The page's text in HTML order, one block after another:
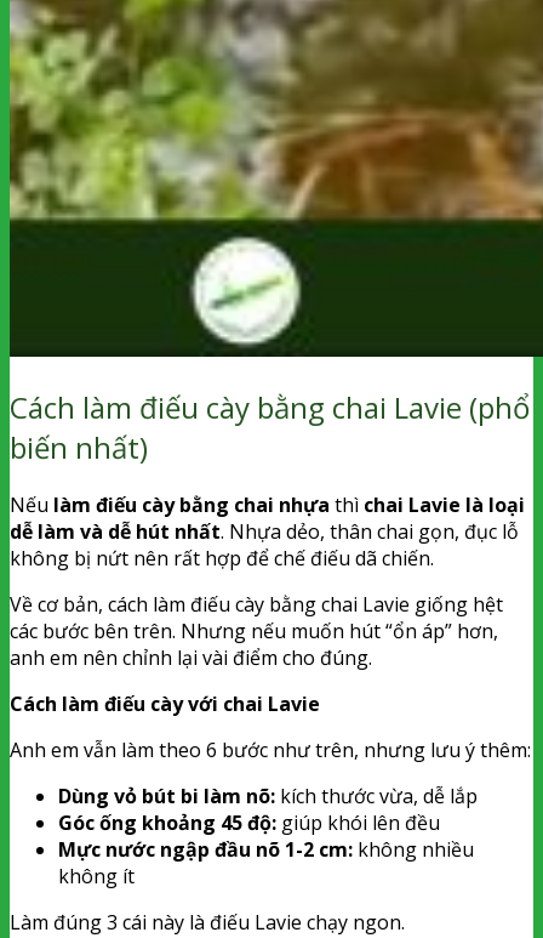
Cách làm điếu cày bằng chai Lavie (phổ
biến nhất)
Nếu làm điếu cày bằng chai nhựa thì chai Lavie là loại
dễ làm và dễ hút nhất. Nhựa dẻo, thân chai gọn, đục lỗ
không bị nứt nên rất hợp để chế điếu dã chiến.
Về cơ bản, cách làm điếu cày bằng chai Lavie giống hệt
các bước bên trên. Nhưng nếu muốn hút “ổn áp” hơn,
anh em nên chỉnh lại vài điểm cho đúng.
Cách làm điếu cày với chai Lavie
Anh em vẫn làm theo 6 bước như trên, nhưng lưu ý thêm:
Dùng vỏ bút bi làm nõ: kích thước vừa, dễ lắp
Góc ống khoảng 45 độ: giúp khói lên đều
Mực nước ngập đầu nõ 1-2 cm: không nhiều
không ít
Làm đúng 3 cái này là điếu Lavie chạy ngon.